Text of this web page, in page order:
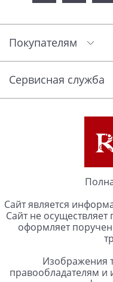
Покупателям
Сервисная служба
Сайт является
Сайт не
оформляет
Изображения
правообладателям и